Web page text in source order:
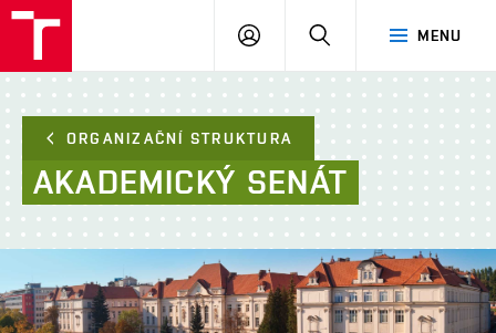
Brno
MENU
PŘIHLÁSIT
ORGANIZAČNÍ STRUKTURA
AKADEMICKÝ SENÁT